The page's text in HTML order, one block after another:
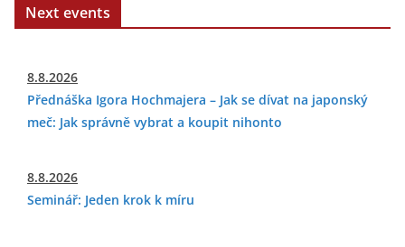
Next events
8.8.2026
Přednáška Igora Hochmajera – Jak se dívat na japonský
meč: Jak správně vybrat a koupit nihonto
8.8.2026
Seminář: Jeden krok k míru